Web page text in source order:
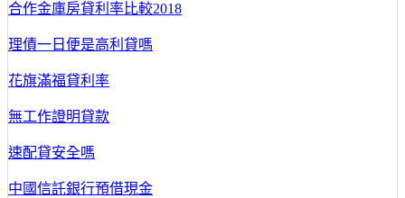
合作金庫房貸利率比較2018
理債一日便是高利貸嗎
花旗滿福貸利率
無工作證明貸款
速配貸安全嗎
中國信託銀行預借現金